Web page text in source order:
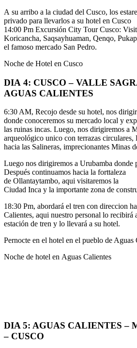
A su arribo a la ciudad del Cusco, los
privado para llevarlos a su hotel en Cusco
14:00 Pm Excursión City Tour Cusco:
Koricancha, Saqsayhuaman, Qenqo,
el famoso mercado San Pedro.
Noche de Hotel en Cusco
DIA 4: CUSCO – VALLE
AGUAS CALIENTES
6:30 AM, Recojo desde su hotel, nos
donde conoceremos su mercado local y
las ruinas incas. Luego, nos dirigiremos a
arqueológico unico con terrazas circulares,
hacia las Salineras, imprecionantes Minas
Luego nos dirigiremos a Urubamba donde
Después continuamos hacia la forttaleza
de Ollantaytambo, aqui visitaremos la
Ciudad Inca y la importante zona de
18:30 Pm, abordará el tren con direccion
Calientes, aqui nuestro personal lo recibirá
estación de tren y lo llevará a su hotel.
Pernocte en el hotel en el pueblo de Aguas
Noche de hotel en Aguas Calientes
DIA 5: AGUAS CALIENTES –
– CUSCO